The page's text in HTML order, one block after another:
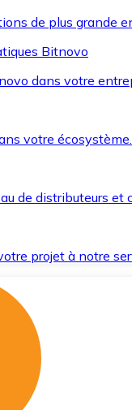
de plus grande
Bitnovo
dans votre
votre écosystème.
de distributeurs et
projet à notre